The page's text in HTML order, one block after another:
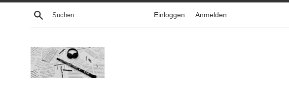
Direkt
Suchen Einloggen Anmelden